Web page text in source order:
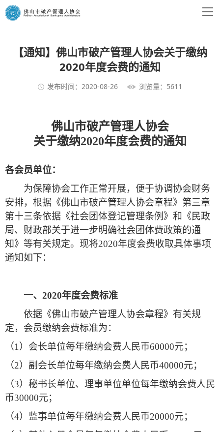
【通知】佛山市破产管理人协会关于缴纳
2020年度会费的通知
发布时间：2020-08-26 浏览量：5611
佛山市破产管理人协会
关于缴纳2020年度会费的通知
各会员单位：
为保障协会工作正常开展，便于协调协会财务
安排，根据《佛山市破产管理人协会章程》第三章
第十三条依据《社会团体登记管理条例》和《民政
局、财政部关于进一步明确社会团体费政策的通
知》等有关规定。现将2020年度会费收取具体事项
通知如下：
一、 2020年度会费标准
依据《佛山市破产管理人协会章程》有关规
定，会员缴纳会费标准为：
（1）会长单位每年缴纳会费人民币60000元；
（2）副会长单位每年缴纳会费人民币40000元；
（3）秘书长单位、理事单位单位每年缴纳会费人民
币30000元；
（4）监事单位每年缴纳会费人民币20000元；